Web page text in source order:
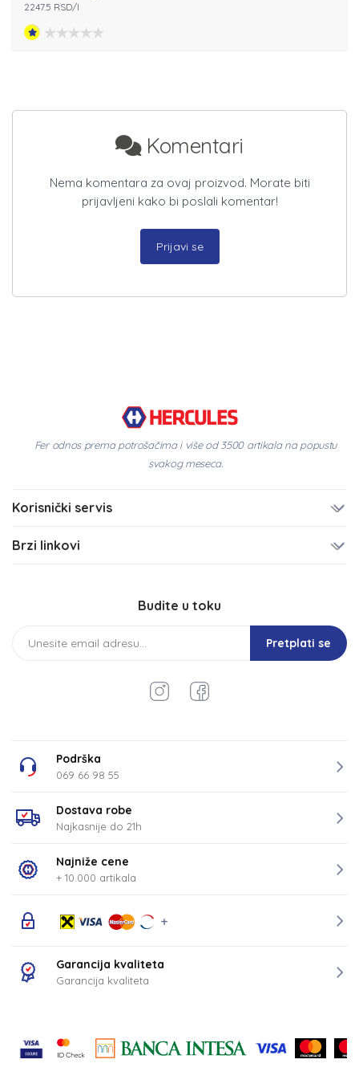
2247.5 RSD/l
Komentari
Nema komentara za ovaj proizvod. Morate biti
prijavljeni kako bi poslali komentar!
Prijavi se
Fer odnos prema potrošačima i više od 3500 artikala na popustu
svakog meseca.
Korisnički servis
Brzi linkovi
Budite u toku
Pretplati se
Podrška
069 66 98 55
Dostava robe
Najkasnije do 21h
Najniže cene
+ 10.000 artikala
Garancija kvaliteta
Garancija kvaliteta